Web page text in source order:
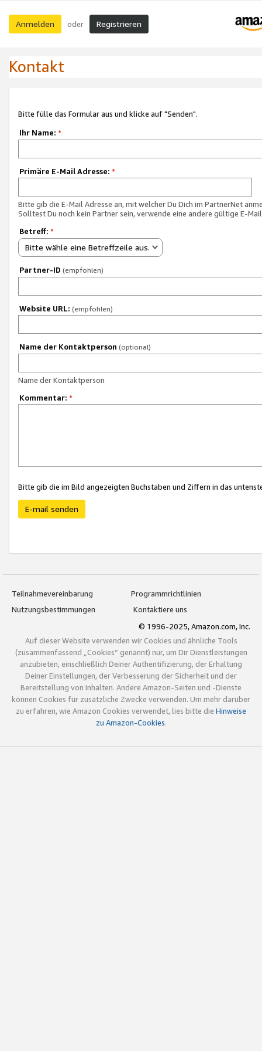
Anmelden oder Registrieren
Kontakt
Bitte fülle das Formular aus und klicke auf "Senden".
Ihr Name: *
Primäre E-Mail Adresse: *
Bitte gib die E-Mail Adresse an, mit welcher Du Dich im PartnerNet
Solltest Du noch kein Partner sein, verwende eine andere gültige E-
Betreff: *
Bitte wähle eine Betreffzeile aus.
Partner-ID (empfohlen)
Website URL: (empfohlen)
Name der Kontaktperson (optional)
Name der Kontaktperson
Kommentar: *
Bitte gib die im Bild angezeigten Buchstaben und Ziffern in das
E-mail senden
Teilnahmevereinbarung
Programmrichtlinien
Nutzungsbestimmungen
Kontaktiere uns
© 1996-2025, Amazon.com, Inc.
Auf dieser Website verwenden wir Cookies und ähnliche Tools
(zusammenfassend „Cookies“ genannt) nur, um Dir Dienstleistungen
anzubieten, einschließlich Deiner Authentifizierung, der Erhaltung
Deiner Einstellungen, der Verbesserung der Sicherheit und der
Bereitstellung von Inhalten. Andere Amazon-Seiten und -Dienste
können Cookies für zusätzliche Zwecke verwenden. Um mehr darüber
zu erfahren, wie Amazon Cookies verwendet, lies bitte die Hinweise
zu Amazon-Cookies.